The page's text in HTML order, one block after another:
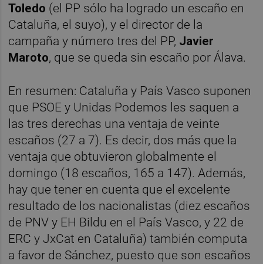
Toledo (el PP sólo ha logrado un escaño en
Cataluña, el suyo), y el director de la
campaña y número tres del PP, Javier
Maroto, que se queda sin escaño por Álava.
En resumen: Cataluña y País Vasco suponen
que PSOE y Unidas Podemos les saquen a
las tres derechas una ventaja de veinte
escaños (27 a 7). Es decir, dos más que la
ventaja que obtuvieron globalmente el
domingo (18 escaños, 165 a 147). Además,
hay que tener en cuenta que el excelente
resultado de los nacionalistas (diez escaños
de PNV y EH Bildu en el País Vasco, y 22 de
ERC y JxCat en Cataluña) también computa
a favor de Sánchez, puesto que son escaños